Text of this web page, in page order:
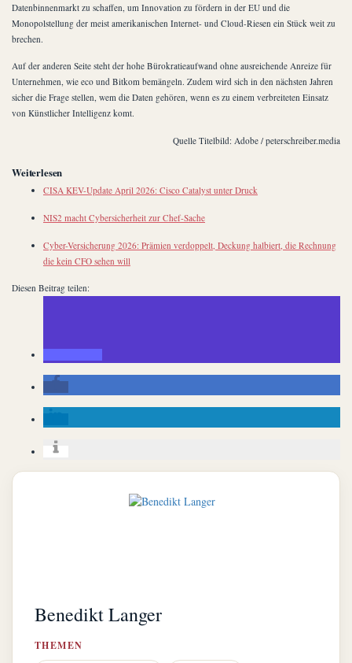
Datenbinnenmarkt zu schaffen, um Innovation zu fördern in der EU und die
Monopolstellung der meist amerikanischen Internet- und Cloud-Riesen ein Stück weit zu
brechen.
Auf der anderen Seite steht der hohe Bürokratieaufwand ohne ausreichende Anreize für
Unternehmen, wie eco und Bitkom bemängeln. Zudem wird sich in den nächsten Jahren
sicher die Frage stellen, wem die Daten gehören, wenn es zu einem verbreiteten Einsatz
von Künstlicher Intelligenz komt.
Quelle Titelbild: Adobe / peterschreiber.media
Weiterlesen
CISA KEV-Update April 2026: Cisco Catalyst unter Druck
NIS2 macht Cybersicherheit zur Chef-Sache
Cyber-Versicherung 2026: Prämien verdoppelt, Deckung halbiert, die Rechnung
die kein CFO sehen will
Diesen Beitrag teilen:
Benedikt Langer
THEMEN